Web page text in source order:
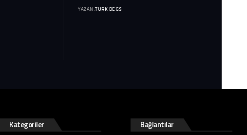
YAZAN:TURK DEGS
Kategoriler Bağlantılar